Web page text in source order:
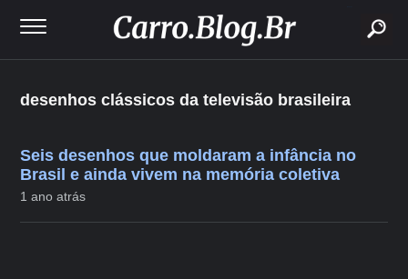
desenhos clássicos da televisão brasileira
Seis desenhos que moldaram a infância no
Brasil e ainda vivem na memória coletiva
1 ano atrás